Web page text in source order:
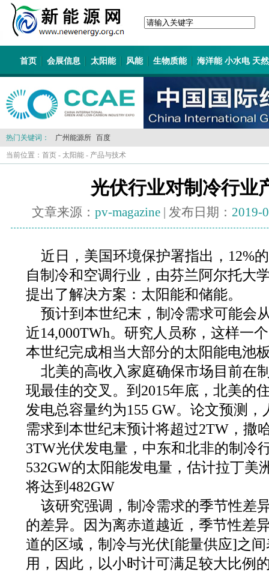
首页 会展信息 太阳能 风能 生物质能 海洋能 小水电 天
热门关键词： 广州能源所 百度
当前位置： 首页 - 太阳能 - 产品与技术
光伏行业对制冷行业
文章来源： pv-magazine| 发布日期： 2019-
近日，美国环境保护署指出，12%
自制冷和空调行业，由芬兰阿尔托大
提出了解决方案：太阳能和储能。
预计到本世纪末，制冷需求可能会
近14,000TWh。研究人员称，这样一
本世纪完成相当大部分的太阳能电池
北美的高收入家庭确保市场目前在
现最佳的交叉。到2015年底，北美的
发电总容量约为155 GW。论文预测
需求到本世纪末预计将超过2TW，撒
3TW光伏发电量，中东和北非的制冷
532GW的太阳能发电量，估计拉丁美
将达到482GW
该研究强调，制冷需求的季节性差
的差异。因为离赤道越近，季节性差
道的区域，制冷与光伏[能量供应]之
用，因此，以小时计可满足较大比例